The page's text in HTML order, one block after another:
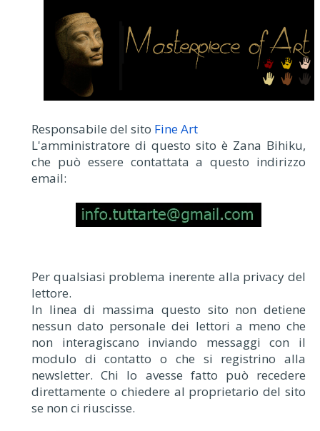
Responsabile del sito Fine Art
L'amministratore di questo sito è Zana Bihiku,
che può essere contattata a questo indirizzo
email:
Per qualsiasi problema inerente alla privacy del
lettore.
In linea di massima questo sito non detiene
nessun dato personale dei lettori a meno che
non interagiscano inviando messaggi con il
modulo di contatto o che si registrino alla
newsletter. Chi lo avesse fatto può recedere
direttamente o chiedere al proprietario del sito
se non ci riuscisse.